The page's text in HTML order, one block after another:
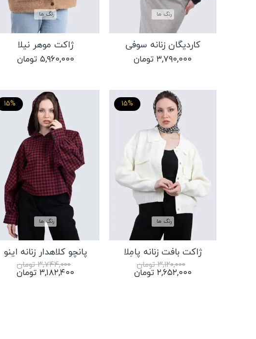
رنگ ها
کاردیگان زنانه سوفی
۳,۷۹۰,۰۰۰ تومان
رنگ ها
ژاکت موهر نیلا
۵,۹۶۰,۰۰۰ تومان
15%
رنگ ها
ژاکت بافت زنانه پامِلا
۳,۱۲۰,۰۰۰ تومان
قیمت
اصلی:
۲,۶۵۲,۰۰۰ تومانقیمت
15%
رنگ ها
پانچو کلاهدار زنانه اینو
۳,۷۴۴,۰۰۰ تومان
قیمت
اصلی:
۳,۱۸۲,۴۰۰ تومانقیمت
فعلی: